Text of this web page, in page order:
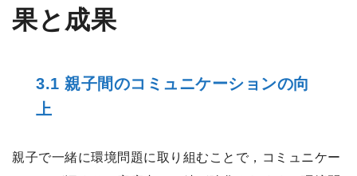
果と成果
3.1 親子間のコミュニケーションの向
上
親子で一緒に環境問題に取り組むことで，コミュニケー